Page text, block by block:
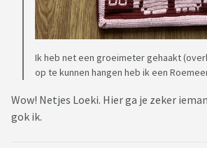
Ik heb net een groeimeter gehaakt
op te kunnen hangen heb ik een
Wow! Netjes Loeki. Hier ga je zeker
gok ik.